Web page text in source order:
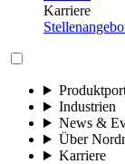
Karriere
Industrien
News &
Über
Karriere